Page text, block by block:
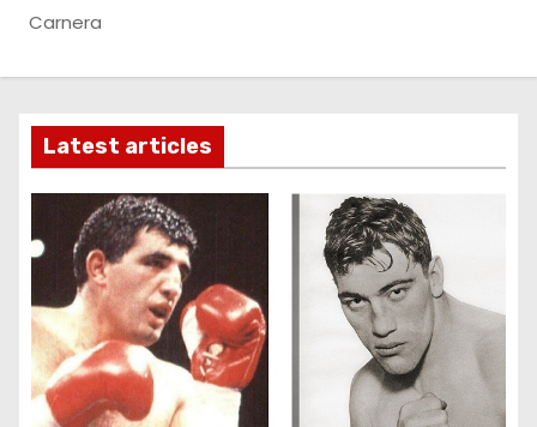
o
Carnera
Latest articles